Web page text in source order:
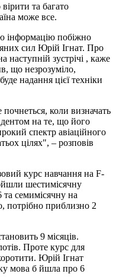
та багато
може все.
інформацію побіжно
сил Юрій Ігнат. Про
наступній зустрічі , каже
що незрозуміло,
надання цієї техніки
коли визначать
на те, що його
спектр авіаційного
цілях", – розповів
курс навчання на F-
шестимісячну
семимісячну на
потрібно приблизно 2
9 місяців.
Проте курс для
Юрій Ігнат
мова б йшла про 6